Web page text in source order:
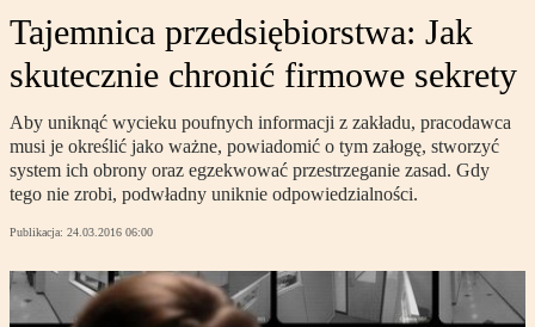
Tajemnica przedsiębiorstwa: Jak
skutecznie chronić firmowe sekrety
Aby uniknąć wycieku poufnych informacji z zakładu, pracodawca
musi je określić jako ważne, powiadomić o tym załogę, stworzyć
system ich obrony oraz egzekwować przestrzeganie zasad. Gdy
tego nie zrobi, podwładny uniknie odpowiedzialności.
Publikacja: 24.03.2016 06:00